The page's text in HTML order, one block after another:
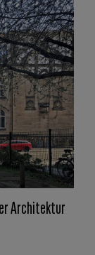
Architektur